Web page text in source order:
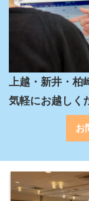
上越・新井・柏
気軽にお越しく
お